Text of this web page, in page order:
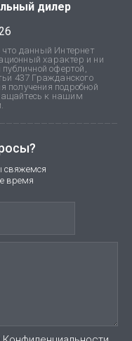
дилер
данный Интернет
характер и ни
офертой,
437 Гражданского
получения подробной
к нашим
свяжемся
время